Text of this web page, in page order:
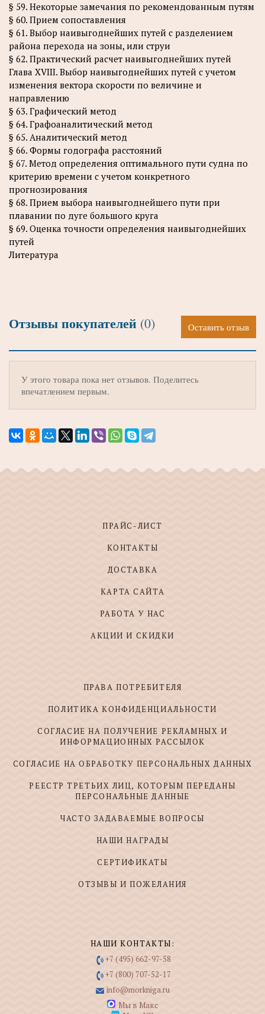
§ 59. Некоторые замечания по рекомендованным путям
§ 60. Прием сопоставления
§ 61. Выбор наивыгоднейших путей с разделением
района перехода на зоны, или струи
§ 62. Практический расчет наивыгоднейших путей
Глава XVIII. Выбор наивыгоднейших путей с учетом
изменения вектора скорости по величине и
направлению
§ 63. Графический метод
§ 64. Графоаналитический метод
§ 65. Аналитический метод
§ 66. Формы годографа расстояний
§ 67. Метод определения оптимального пути судна по
критерию времени с учетом конкретного
прогнозирования
§ 68. Прием выбора наивыгоднейшего пути при
плавании по дуге большого круга
§ 69. Оценка точности определения наивыгоднейших
путей
Литература
Отзывы покупателей (0) Оставить отзыв
У этого товара пока нет отзывов. Поделитесь
впечатлением первым.
ПРАЙС-ЛИСТ
КОНТАКТЫ
ДОСТАВКА
КАРТА САЙТА
РАБОТА У НАС
АКЦИИ И СКИДКИ
ПРАВА ПОТРЕБИТЕЛЯ
ПОЛИТИКА КОНФИДЕНЦИАЛЬНОСТИ
СОГЛАСИЕ НА ПОЛУЧЕНИЕ РЕКЛАМНЫХ И
ИНФОРМАЦИОННЫХ РАССЫЛОК
СОГЛАСИЕ НА ОБРАБОТКУ ПЕРСОНАЛЬНЫХ ДАННЫХ
РЕЕСТР ТРЕТЬИХ ЛИЦ, КОТОРЫМ ПЕРЕДАНЫ
ПЕРСОНАЛЬНЫЕ ДАННЫЕ
ЧАСТО ЗАДАВАЕМЫЕ ВОПРОСЫ
НАШИ НАГРАДЫ
СЕРТИФИКАТЫ
ОТЗЫВЫ И ПОЖЕЛАНИЯ
НАШИ КОНТАКТЫ:
+7 (495) 662-97-58
+7 (800) 707-52-17
info@morkniga.ru
Мы в Макс